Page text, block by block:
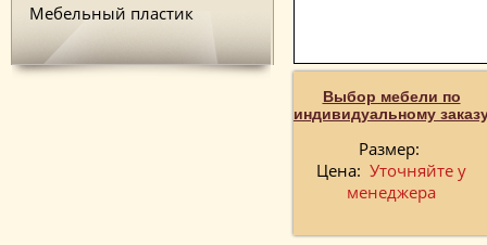
Мебельный пластик
Выбор мебели по
индивидуальному
Размер:
Цена: Уточняйте у
менеджера